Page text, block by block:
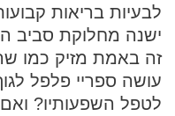
לבעיות בריאות
ישנה מחלוקת סביב
זה באמת מזיק כמו
עושה ספריי פלפל
לטפל השפעותיו?